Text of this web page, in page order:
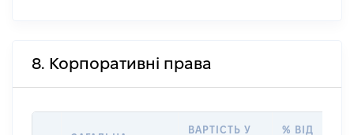
8. Корпоративні права
ВАРТІСТЬ У
% ВІД